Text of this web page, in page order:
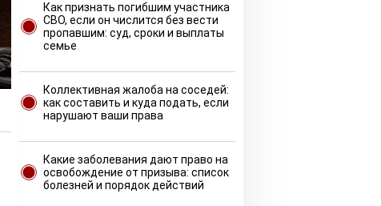
Как признать погибшим участника
СВО, если он числится без вести
пропавшим: суд, сроки и выплаты
семье
Коллективная жалоба на соседей:
как составить и куда подать, если
нарушают ваши права
Какие заболевания дают право на
освобождение от призыва: список
болезней и порядок действий